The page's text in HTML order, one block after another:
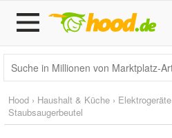
Hood › Haushalt & Küche › Elektrogeräte
Staubsaugerbeutel